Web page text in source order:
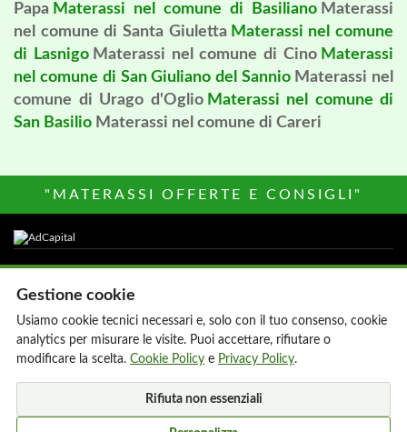
Papa Materassi nel comune di Basiliano Materassi
nel comune di Santa Giuletta Materassi nel comune
di Lasnigo Materassi nel comune di Cino Materassi
nel comune di San Giuliano del Sannio Materassi nel
comune di Urago d'Oglio Materassi nel comune di
San Basilio Materassi nel comune di Careri
"MATERASSI OFFERTE E CONSIGLI"
Hair Stylist Italia
My Onlus
Hotels Italia
MediacareFibra
Di chi e
Gestione cookie
Usiamo cookie tecnici necessari e, solo con il tuo consenso, cookie
analytics per misurare le visite. Puoi accettare, rifiutare o
modificare la scelta. Cookie Policy e Privacy Policy.
Rifiuta non essenziali